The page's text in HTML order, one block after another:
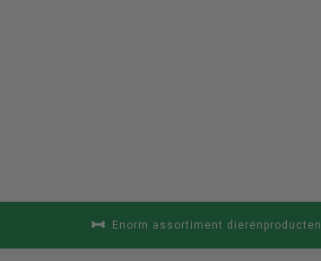
Enorm assortiment dierenproducten